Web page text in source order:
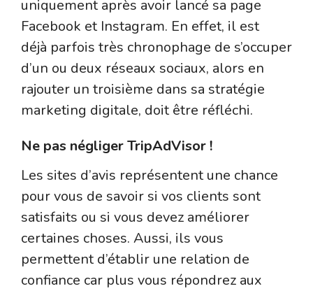
uniquement après avoir lancé sa page
Facebook et Instagram. En effet, il est
déjà parfois très chronophage de s’occuper
d’un ou deux réseaux sociaux, alors en
rajouter un troisième dans sa stratégie
marketing digitale, doit être réfléchi.
Ne pas négliger TripAdVisor !
Les sites d’avis représentent une chance
pour vous de savoir si vos clients sont
satisfaits ou si vous devez améliorer
certaines choses. Aussi, ils vous
permettent d’établir une relation de
confiance car plus vous répondrez aux